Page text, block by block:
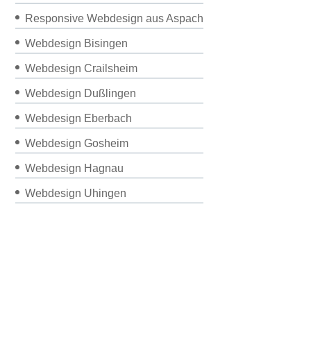
Responsive Webdesign aus Aspach
Webdesign Bisingen
Webdesign Crailsheim
Webdesign Dußlingen
Webdesign Eberbach
Webdesign Gosheim
Webdesign Hagnau
Webdesign Uhingen